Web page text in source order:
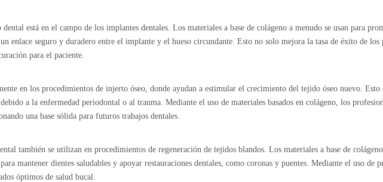
está en el campo de los implantes dentales. Los materiales a base de colágeno a menudo se usan para
enlace seguro y duradero entre el implante y el hueso circundante. Esto no solo mejora la tasa de éxito de los
para el paciente.
en los procedimientos de injerto óseo, donde ayudan a estimular el crecimiento del tejido óseo nuevo.
a la enfermedad periodontal o al trauma. Mediante el uso de materiales basados ​​en colágeno, los
una base sólida para futuros trabajos dentales.
también se utilizan en procedimientos de regeneración de tejidos blandos. Los materiales a base de
mantener dientes saludables y apoyar restauraciones dentales, como coronas y puentes. Mediante el uso de
óptimos de salud bucal.